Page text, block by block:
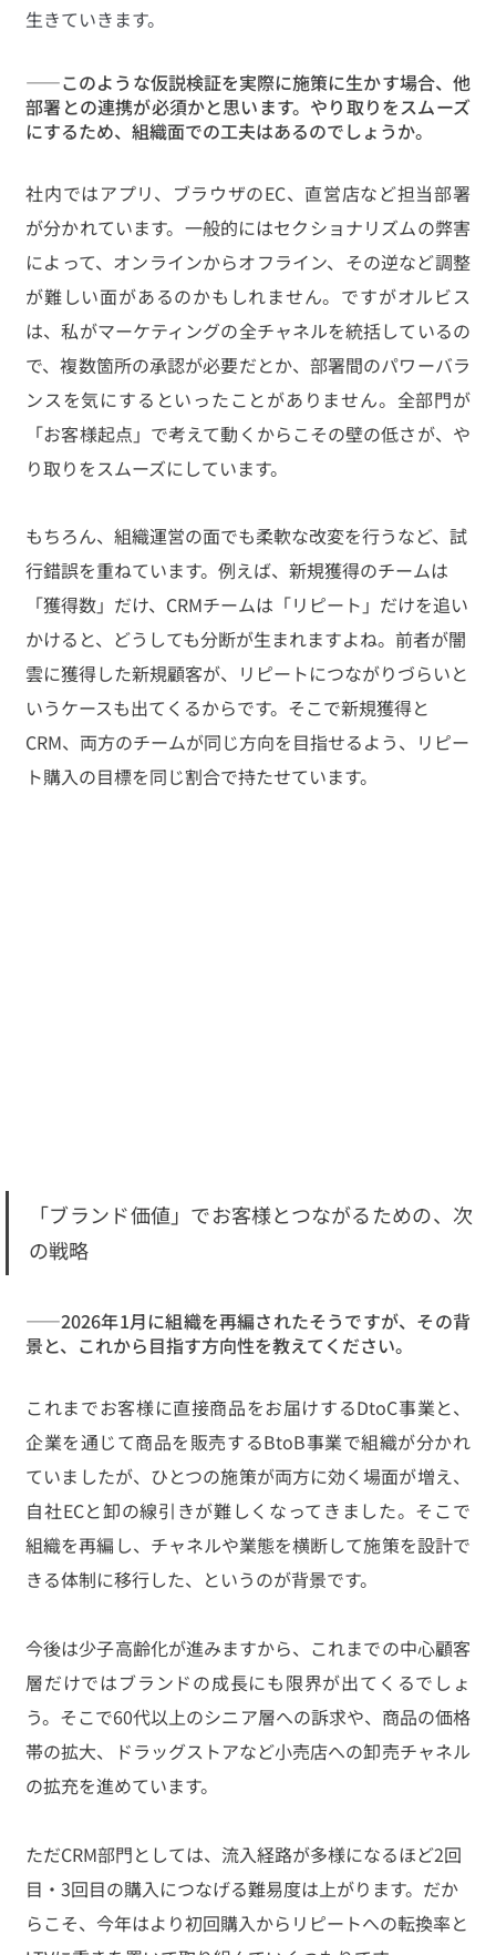
生きていきます。
——このような仮説検証を実際に施策に生かす場合、他
部署との連携が必須かと思います。やり取りをスムーズ
にするため、組織面での工夫はあるのでしょうか。
社内ではアプリ、ブラウザのEC、直営店など担当部署
が分かれています。一般的にはセクショナリズムの弊害
によって、オンラインからオフライン、その逆など調整
が難しい面があるのかもしれません。ですがオルビス
は、私がマーケティングの全チャネルを統括しているの
で、複数箇所の承認が必要だとか、部署間のパワーバラ
ンスを気にするといったことがありません。全部門が
「お客様起点」で考えて動くからこその壁の低さが、や
り取りをスムーズにしています。
もちろん、組織運営の面でも柔軟な改変を行うなど、試
行錯誤を重ねています。例えば、新規獲得のチームは
「獲得数」だけ、CRMチームは「リピート」だけを追い
かけると、どうしても分断が生まれますよね。前者が闇
雲に獲得した新規顧客が、リピートにつながりづらいと
いうケースも出てくるからです。そこで新規獲得と
CRM、両方のチームが同じ方向を目指せるよう、リピー
ト購入の目標を同じ割合で持たせています。
「ブランド価値」でお客様とつながるための、次
の戦略
——2026年1月に組織を再編されたそうですが、その背
景と、これから目指す方向性を教えてください。
これまでお客様に直接商品をお届けするDtoC事業と、
企業を通じて商品を販売するBtoB事業で組織が分かれ
ていましたが、ひとつの施策が両方に効く場面が増え、
自社ECと卸の線引きが難しくなってきました。そこで
組織を再編し、チャネルや業態を横断して施策を設計で
きる体制に移行した、というのが背景です。
今後は少子高齢化が進みますから、これまでの中心顧客
層だけではブランドの成長にも限界が出てくるでしょ
う。そこで60代以上のシニア層への訴求や、商品の価格
帯の拡大、ドラッグストアなど小売店への卸売チャネル
の拡充を進めています。
ただCRM部門としては、流入経路が多様になるほど2回
目・3回目の購入につなげる難易度は上がります。だか
らこそ、今年はより初回購入からリピートへの転換率と